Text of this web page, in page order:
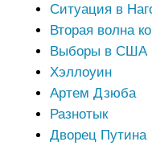
Ситуация в
Вторая волна
Выборы в США
Хэллоуин
Артем Дзюба
Разнотык
Дворец Путина